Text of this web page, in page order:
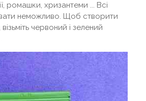
ромашки, хризантеми ... Всі
неможливо. Щоб створити
червоний і зелений